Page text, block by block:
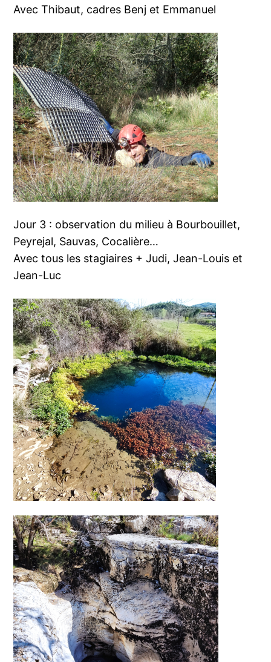
Avec Thibaut, cadres Benj et Emmanuel
Jour 3 : observation du milieu à Bourbouillet,
Peyrejal, Sauvas, Cocalière…
Avec tous les stagiaires + Judi, Jean-Louis et
Jean-Luc